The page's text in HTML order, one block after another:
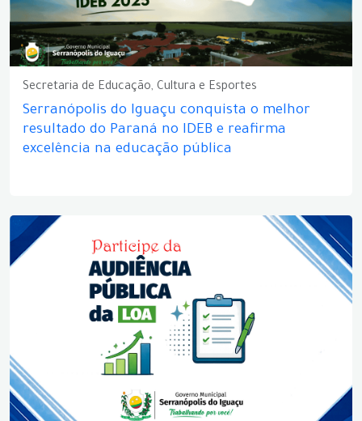
Secretaria de Educação, Cultura e Esportes
Serranópolis do Iguaçu conquista o melhor
resultado do Paraná no IDEB e reafirma
excelência na educação pública